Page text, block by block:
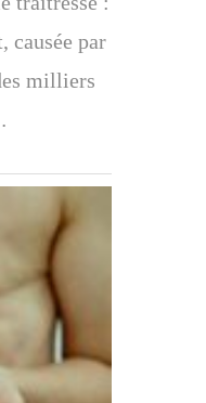
causée par
milliers